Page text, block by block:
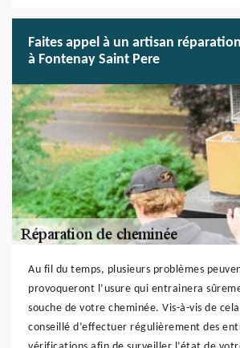
Faites appel à un artisan
à Fontenay Saint Pere
Au fil du temps, plusieurs problèmes
provoqueront l’usure qui entrainera
souche de votre cheminée. Vis-à-vis de
conseillé d’effectuer régulièrement des